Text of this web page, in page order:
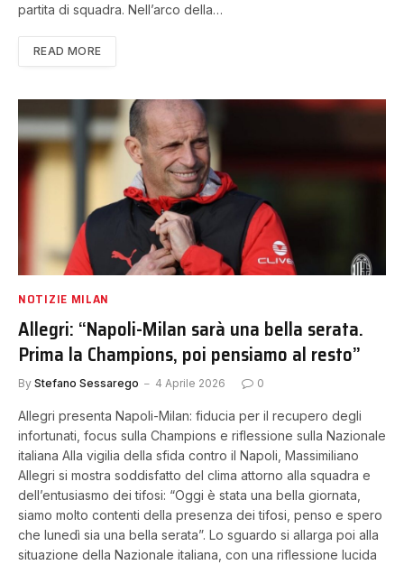
partita di squadra. Nell’arco della…
READ MORE
NOTIZIE MILAN
Allegri: “Napoli-Milan sarà una bella serata.
Prima la Champions, poi pensiamo al resto”
By Stefano Sessarego 4 Aprile 2026 0
Allegri presenta Napoli-Milan: fiducia per il recupero degli
infortunati, focus sulla Champions e riflessione sulla Nazionale
italiana Alla vigilia della sfida contro il Napoli, Massimiliano
Allegri si mostra soddisfatto del clima attorno alla squadra e
dell’entusiasmo dei tifosi: “Oggi è stata una bella giornata,
siamo molto contenti della presenza dei tifosi, penso e spero
che lunedì sia una bella serata”. Lo sguardo si allarga poi alla
situazione della Nazionale italiana, con una riflessione lucida